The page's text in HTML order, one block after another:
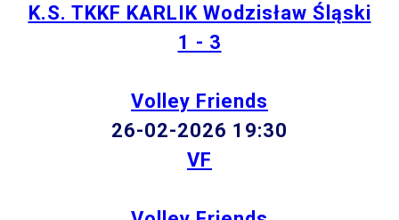
K.S. TKKF KARLIK Wodzisław Śląski
1 - 3
Volley Friends
26-02-2026 19:30
VF